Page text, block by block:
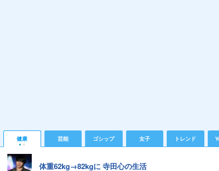
健康 芸能 ゴシップ 女子 トレンド
体重62kg→82kgに 寺田心の生活